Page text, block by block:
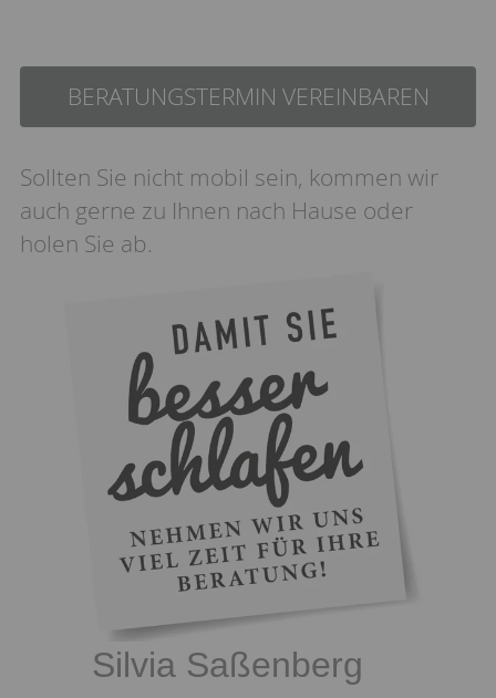
BERATUNGSTERMIN VEREINBAREN
Sollten Sie nicht mobil sein, kommen wir
auch gerne zu Ihnen nach Hause oder
holen Sie ab.
Silvia Saßenberg